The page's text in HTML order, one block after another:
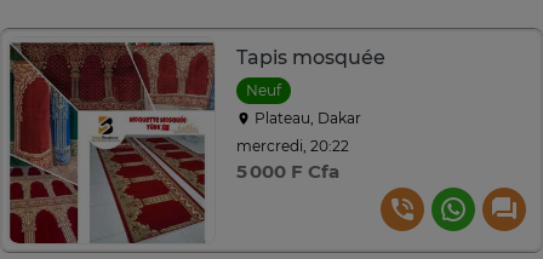
Tapis mosquée
Neuf
Plateau, Dakar
mercredi, 20:22
5 000 F Cfa